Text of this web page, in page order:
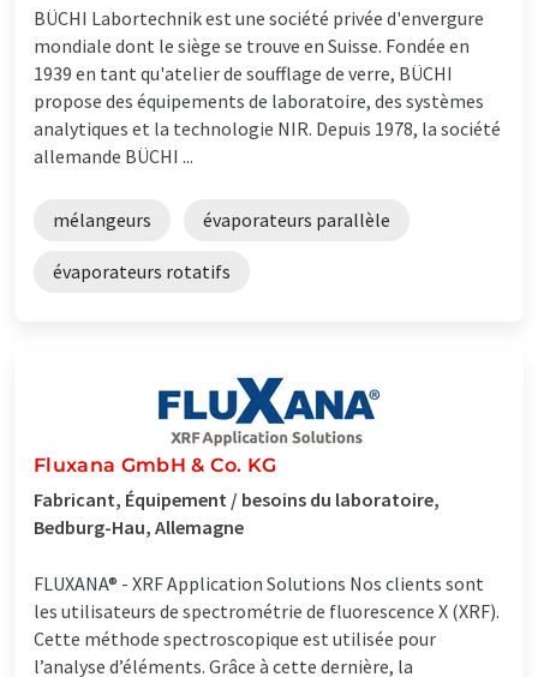
BÜCHI Labortechnik est une société privée d'envergure
mondiale dont le siège se trouve en Suisse. Fondée en
1939 en tant qu'atelier de soufflage de verre, BÜCHI
propose des équipements de laboratoire, des systèmes
analytiques et la technologie NIR. Depuis 1978, la société
allemande BÜCHI ...
mélangeurs évaporateurs parallèle
évaporateurs rotatifs
Fluxana GmbH & Co. KG
Fabricant, Équipement / besoins du laboratoire,
Bedburg-Hau, Allemagne
FLUXANA® - XRF Application Solutions Nos clients sont
les utilisateurs de spectrométrie de fluorescence X (XRF).
Cette méthode spectroscopique est utilisée pour
l’analyse d’éléments. Grâce à cette dernière, la